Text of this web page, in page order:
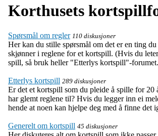
Korthusets
Spørsmål om regler 110 diskusjoner
Her kan du stille spørsmål om det er en ting
skjønner i reglene for et kortspill. (Hvis du
spill, så bruk heller "Etterlys kortspill"-
Etterlys kortspill 289 diskusjoner
Er det et kortspill som du pleide å spille for 20
har glemt reglene til? Hvis du legger inn ei
hende at noen kan hjelpe deg med å finne det
Generelt om kortspill 45 diskusjoner